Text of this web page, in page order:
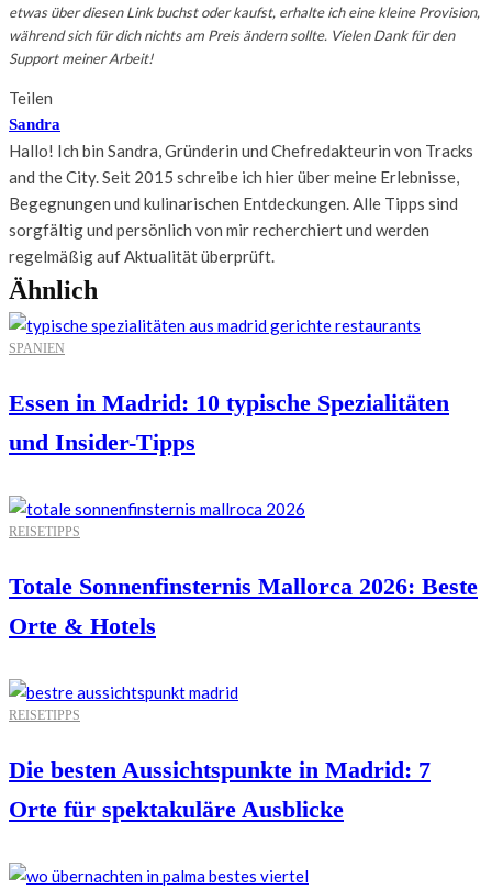
etwas über diesen Link buchst oder kaufst, erhalte ich eine kleine Provision,
während sich für dich nichts am Preis ändern sollte. Vielen Dank für den
Support meiner Arbeit!
Teilen
Sandra
Hallo! Ich bin Sandra, Gründerin und Chefredakteurin von Tracks
and the City. Seit 2015 schreibe ich hier über meine Erlebnisse,
Begegnungen und kulinarischen Entdeckungen. Alle Tipps sind
sorgfältig und persönlich von mir recherchiert und werden
regelmäßig auf Aktualität überprüft.
Ähnlich
SPANIEN
Essen in Madrid: 10 typische Spezialitäten
und Insider-Tipps
REISETIPPS
Totale Sonnenfinsternis Mallorca 2026: Beste
Orte & Hotels
REISETIPPS
Die besten Aussichtspunkte in Madrid: 7
Orte für spektakuläre Ausblicke